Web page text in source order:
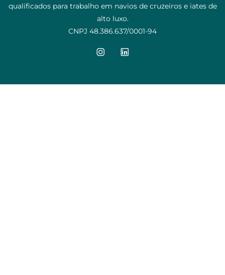
qualificados para trabalho em navios de cruzeiros e iates de
alto luxo.
CNPJ 48.386.637/0001-94